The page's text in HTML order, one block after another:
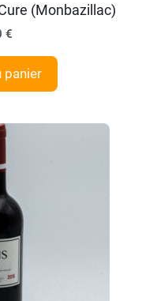
(Monbazillac)
€
panier